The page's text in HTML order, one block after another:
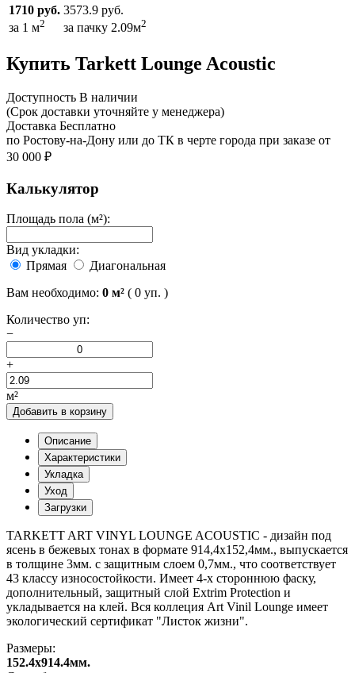
1710 руб.
за 1 м2
3573.9 руб.
за пачку 2.09м2
Купить Tarkett Lounge Acoustic
Доcтупность В наличии
(Срок доставки уточняйте у менеджера)
Доставка Бесплатно
по Ростову-на-Дону или до ТК в черте города при заказе от
30 000 ₽
Калькулятор
Площадь пола (м²):
Вид укладки:
Прямая
Диагональная
Вам необходимо: 0 м² ( 0 уп. )
Количество уп:
−
+
м²
Добавить в корзину
Описание
Характеристики
Укладка
Уход
Загрузки
TARKETT ART VINYL LOUNGE ACOUSTIC - дизайн под
ясень в бежевых тонах в формате 914,4х152,4мм., выпускается
в толщине 3мм. с защитным слоем 0,7мм., что соответствует
43 классу износостойкости. Имеет 4-х стороннюю фаску,
дополнительный, защитный слой Extrim Protection и
укладывается на клей. Вся коллеция Art Vinil Lounge имеет
экологический сертификат "Листок жизни".
Размеры:
152.4x914.4мм.